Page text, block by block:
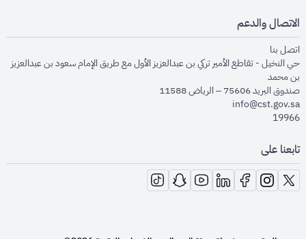
الاتصال والدعم
اتصل بنا
حي النخيل - تقاطع الأمير تركي بن عبدالعزيز الأول مع طريق الإمام سعود بن عبدالعزيز
بن محمد
صندوق البريد 75606 – الرياض 11588
info@cst.gov.sa
19966
تابعنا على
opens in new window
opens in new window
opens in new window
opens in new window
opens in new window
opens in new window
opens in new window